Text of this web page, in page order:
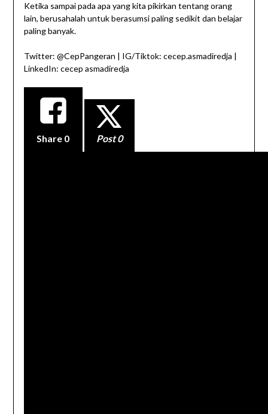
Ketika sampai pada apa yang kita pikirkan tentang orang
lain, berusahalah untuk berasumsi paling sedikit dan belajar
paling banyak.
Twitter: @CepPangeran | IG/Tiktok: cecep.asmadiredja |
LinkedIn: cecep asmadiredja
Share 0 Post 0